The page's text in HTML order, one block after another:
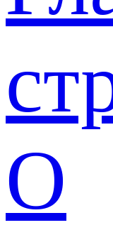
О